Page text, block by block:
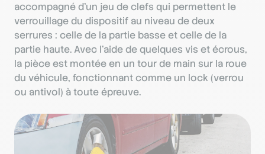
accompagné d’un jeu de clefs qui permettent le
verrouillage du dispositif au niveau de deux
serrures : celle de la partie basse et celle de la
partie haute. Avec l’aide de quelques vis et écrous,
la pièce est montée en un tour de main sur la roue
du véhicule, fonctionnant comme un lock (verrou
ou antivol) à toute épreuve.